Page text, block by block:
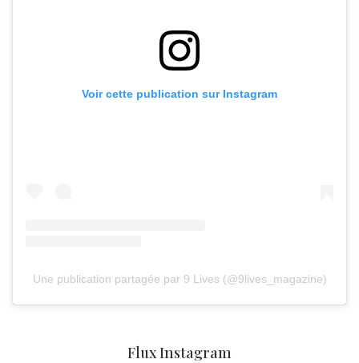
Voir cette publication sur Instagram
Une publication partagée par 9 Lives (@9lives_magazine)
Flux Instagram